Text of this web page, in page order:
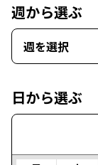
週から選ぶ
週を選択
日から選ぶ